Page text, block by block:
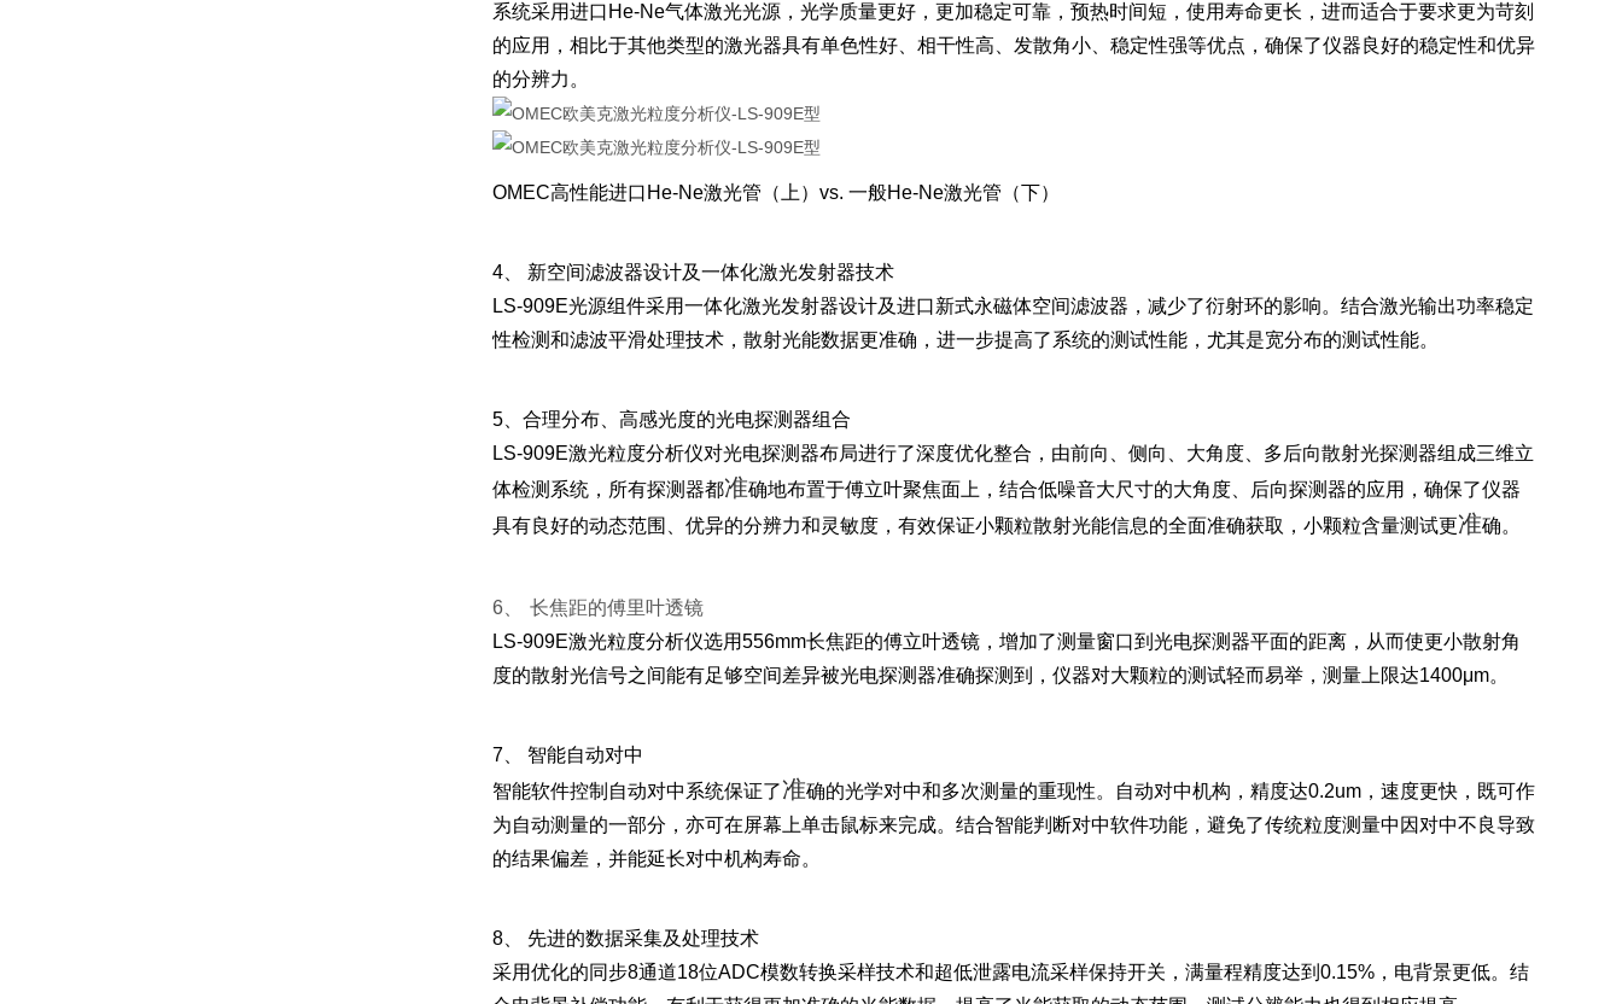
系统采用进口He-Ne气体激光光源，光学质量更好，更加稳定可靠，预热时间短，使用寿命更长，进而适合于要求更为苛刻
的应用，相比于其他类型的激光器具有单色性好、相干性高、发散角小、稳定性强等优点，确保了仪器良好的稳定性和优异
的分辨力。
OMEC高性能进口He-Ne激光管（上）vs. 一般He-Ne激光管（下）
4、 新空间滤波器设计及一体化激光发射器技术
LS-909E光源组件采用一体化激光发射器设计及进口新式永磁体空间滤波器，减少了衍射环的影响。结合激光输出功率稳定
性检测和滤波平滑处理技术，散射光能数据更准确，进一步提高了系统的测试性能，尤其是宽分布的测试性能。
5、合理分布、高感光度的光电探测器组合
LS-909E激光粒度分析仪对光电探测器布局进行了深度优化整合，由前向、侧向、大角度、多后向散射光探测器组成三维立
体检测系统，所有探测器都准确地布置于傅立叶聚焦面上，结合低噪音大尺寸的大角度、后向探测器的应用，确保了仪器
具有良好的动态范围、优异的分辨力和灵敏度，有效保证小颗粒散射光能信息的全面准确获取，小颗粒含量测试更准确。
6、
长焦距的傅里叶透镜
LS-909E激光粒度分析仪选用556mm长焦距的傅立叶透镜，增加了测量窗口到光电探测器平面的距离，从而使更小散射角
度的散射光信号之间能有足够空间差异被光电探测器准确探测到，仪器对大颗粒的测试轻而易举，测量上限达1400μm。
7、 智能自动对中
智能软件控制自动对中系统保证了准确的光学对中和多次测量的重现性。自动对中机构，精度达0.2um，速度更快，既可作
为自动测量的一部分，亦可在屏幕上单击鼠标来完成。结合智能判断对中软件功能，避免了传统粒度测量中因对中不良导致
的结果偏差，并能延长对中机构寿命。
8、 先进的数据采集及处理技术
采用优化的同步8通道18位ADC模数转换采样技术和超低泄露电流采样保持开关，满量程精度达到0.15%，电背景更低。结